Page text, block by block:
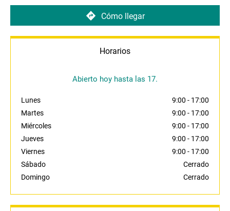
Cómo llegar
Horarios
Abierto hoy hasta las 17.
Lunes 9:00 - 17:00
Martes
9:00 - 17:00
Miércoles
9:00 - 17:00
Jueves
9:00 - 17:00
Viernes
9:00 - 17:00
Sábado
Cerrado
Domingo
Cerrado